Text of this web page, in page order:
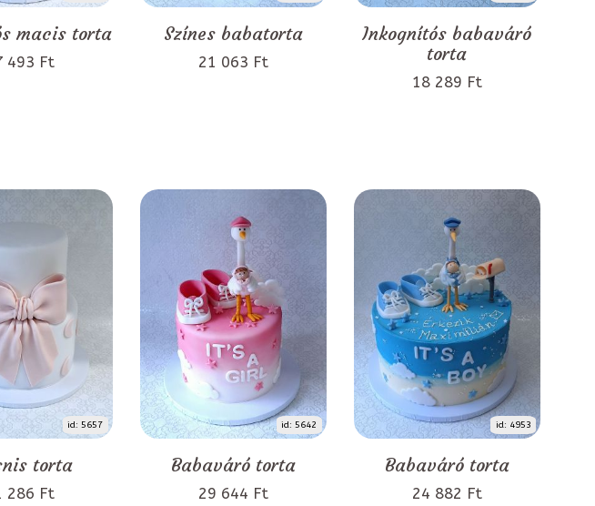
macis torta
493 Ft
Színes babatorta
21 063 Ft
Inkognítós babaváró
torta
18 289 Ft
id: 5657
torta
286 Ft
id: 5642
Babaváró torta
29 644 Ft
id: 4953
Babaváró torta
24 882 Ft